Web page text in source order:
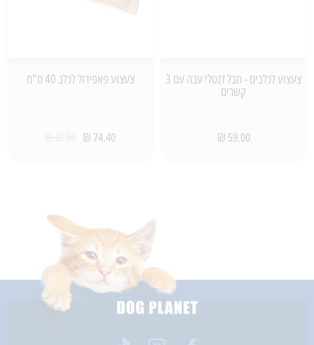
צעצוע לכלבים - חבל דנטלי עבה עם 3
קשרים
59.00 ₪
צעצוע פאפירול לכלב 40 ס"מ
74.40 ₪